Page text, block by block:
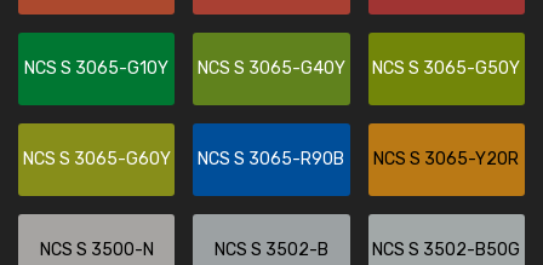
NCS S 3065-G10Y NCS S 3065-G40Y NCS S 3065-G50Y
NCS S 3065-G60Y NCS S 3065-R90B NCS S 3065-Y20R
NCS S 3500-N NCS S 3502-B NCS S 3502-B50G